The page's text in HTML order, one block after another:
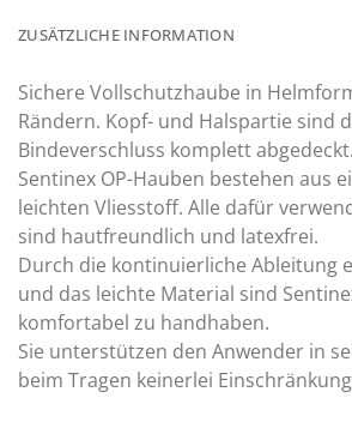
ZUSÄTZLICHE INFORMATION
Sichere Vollschutzhaube in
Rändern. Kopf- und Halspartie sind
Bindeverschluss komplett abgedeckt.
Sentinex OP-Hauben bestehen aus
leichten Vliesstoff. Alle dafür
sind hautfreundlich und latexfrei.
Durch die kontinuierliche Ableitung
und das leichte Material sind
komfortabel zu handhaben.
Sie unterstützen den Anwender in
beim Tragen keinerlei